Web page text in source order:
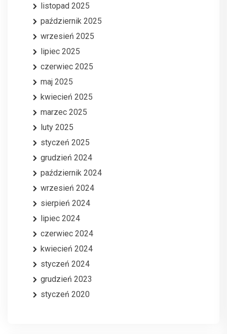
listopad 2025
październik 2025
wrzesień 2025
lipiec 2025
czerwiec 2025
maj 2025
kwiecień 2025
marzec 2025
luty 2025
styczeń 2025
grudzień 2024
październik 2024
wrzesień 2024
sierpień 2024
lipiec 2024
czerwiec 2024
kwiecień 2024
styczeń 2024
grudzień 2023
styczeń 2020